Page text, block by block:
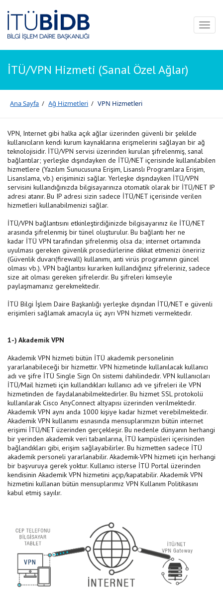
İTÜ/VPN Hizmeti (Sanal Özel Ağlar)
Ana Sayfa / Ağ Hizmetleri / VPN Hizmetleri
VPN, Internet gibi halka açık ağlar üzerinden güvenli bir şekilde
kullanıcıların kendi kurum kaynaklarına erişmelerini sağlayan bir ağ
teknolojisidir. İTÜ/VPN servisi üzerinden kurulan şifrelenmiş, sanal
bağlantılar; yerleşke dışındayken de İTÜ/NET içerisinde kullanılabilen
hizmetlere (Yazılım Sunucusuna Erişim, Lisanslı Programlara Erişim,
Lisanslama, vb.) erişiminizi sağlar. Yerleşke dışındayken İTÜ/VPN
servisini kullandığınızda bilgisayarınıza otomatik olarak bir İTÜ/NET IP
adresi atanır. Bu IP adresi sizin sadece İTÜ/NET içerisinde verilen
hizmetleri kullanabilmenizi sağlar.
İTÜ/VPN bağlantısını etkinleştirdiğinizde bilgisayarınız ile İTÜ/NET
arasında şifrelenmiş bir tünel oluşturulur. Bu bağlantı her ne
kadar İTÜ VPN tarafından şifrelenmiş olsa da; internet ortamında
uyulması gereken güvenlik prosedürlerine dikkat etmenizi öneririz
(Güvenlik duvarı(firewall) kullanımı, anti virüs programının güncel
olması vb.). VPN bağlantısı kurarken kullandığınız şifreleriniz, sadece
size ait olması gereken şifrelerdir. Bu şifreleri kimseyle
paylaşmamanız gerekmektedir.
İTÜ Bilgi İşlem Daire Başkanlığı yerleşke dışından İTÜ/NET e güvenli
erişimleri sağlamak amacıyla üç ayrı VPN hizmeti vermektedir.
1-) Akademik VPN
Akademik VPN hizmeti bütün İTÜ akademik personelinin
yararlanabileceği bir hizmettir. VPN hizmetinde kullanılacak kullanıcı
adı ve şifre İTÜ Single Sign On sistemi dahilindedir. VPN kullanıcıları
İTÜ/Mail hizmeti için kullandıkları kullanıcı adı ve şifreleri ile VPN
hizmetinden de faydalanabilmektedirler. Bu hizmet SSL protokolü
kullanılarak Cisco AnyConnect altyapısı üzerinden verilmektedir.
Akademik VPN aynı anda 1000 kişiye kadar hizmet verebilmektedir.
Akademik VPN kullanımı esnasında mensuplarımızın bütün internet
erişimi İTÜ/NET üzerinden gerçekleşir. Bu nedenle dünyanın herhangi
bir yerinden akademik veri tabanlarına, İTÜ kampüsleri içerisinden
bağlandıkları gibi, erişim sağlayabilirler. Bu hizmetten sadece İTÜ
akademik personeli yararlanabilir. Akademik-VPN hizmeti için herhangi
bir başvuruya gerek yoktur. Kullanıcı isterse İTÜ Portal üzerinden
kendisinin Akademik VPN hizmetini açıp/kapatabilir. Akademik VPN
hizmetini kullanan bütün mensuplarımız VPN Kullanım Politikasını
kabul etmiş sayılır.